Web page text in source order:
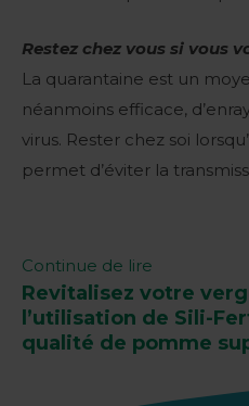
Restez chez vous si vous
La quarantaine est un
néanmoins efficace,
virus. Rester chez soi
permet d’éviter la
Continue de lire
Revitalisez votre
l’utilisation de Sili-
qualité de pomme